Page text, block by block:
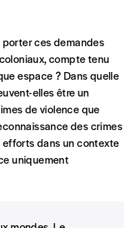
ces demandes
compte tenu
espace ? Dans quelle
elles être un
de violence que
des crimes
dans un contexte
uniquement